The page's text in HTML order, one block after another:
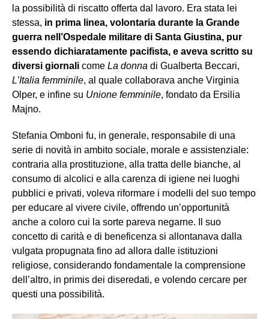
la possibilità di riscatto offerta dal lavoro. Era stata lei
stessa, in prima linea, volontaria durante la Grande
guerra nell’Ospedale militare di Santa Giustina, pur
essendo dichiaratamente pacifista, e aveva scritto su
diversi giornali come La donna di Gualberta Beccari,
L’Italia femminile, al quale collaborava anche Virginia
Olper, e infine su Unione femminile, fondato da Ersilia
Majno.
Stefania Omboni fu, in generale, responsabile di una
serie di novità in ambito sociale, morale e assistenziale:
contraria alla prostituzione, alla tratta delle bianche, al
consumo di alcolici e alla carenza di igiene nei luoghi
pubblici e privati, voleva riformare i modelli del suo tempo
per educare al vivere civile, offrendo un’opportunità
anche a coloro cui la sorte pareva negarne. Il suo
concetto di carità e di beneficenza si allontanava dalla
vulgata propugnata fino ad allora dalle istituzioni
religiose, considerando fondamentale la comprensione
dell’altro, in primis dei diseredati, e volendo cercare per
questi una possibilità.